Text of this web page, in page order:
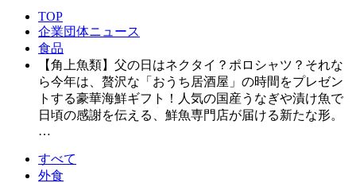
TOP
企業団体ニュース
食品
【角上魚類】父の日はネクタイ？ポロシャツ？それな
ら今年は、贅沢な「おうち居酒屋」の時間をプレゼン
トする豪華海鮮ギフト！人気の国産うなぎや漬け魚で
日頃の感謝を伝える、鮮魚専門店が届ける新たな形。
…
すべて
外食